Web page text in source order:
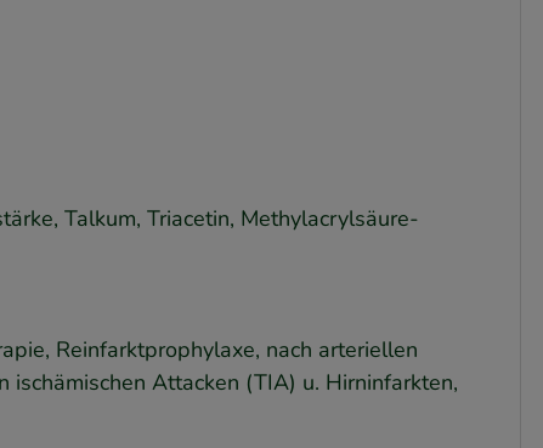
Talkum, Triacetin, Methylacrylsäure-
Reinfarktprophylaxe, nach arteriellen
ischämischen Attacken (TIA) u. Hirninfarkten,